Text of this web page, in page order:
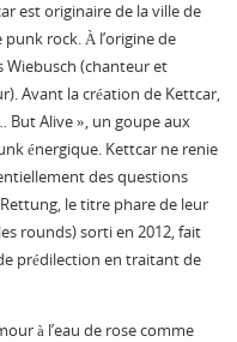
est originaire de la ville de
rock. À l’origine de
Wiebusch (chanteur et
Avant la création de Kettcar,
But Alive », un goupe aux
énergique. Kettcar ne renie
des questions
le titre phare de leur
rounds) sorti en 2012, fait
prédilection en traitant de
à l’eau de rose comme